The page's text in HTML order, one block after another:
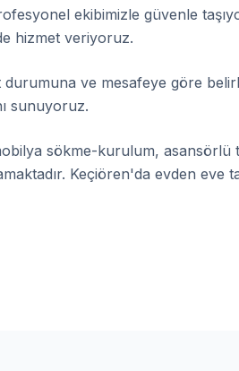
ekibimizle güvenle
hizmet veriyoruz.
durumuna ve mesafeye göre
sunuyoruz.
sökme-kurulum, asansörlü
Keçiören'da evden eve